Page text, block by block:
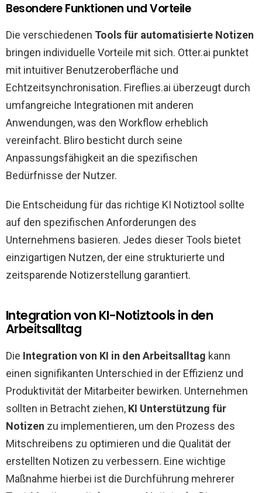
Besondere Funktionen und Vorteile
Die verschiedenen Tools für automatisierte Notizen
bringen individuelle Vorteile mit sich. Otter.ai punktet
mit intuitiver Benutzeroberfläche und
Echtzeitsynchronisation. Fireflies.ai überzeugt durch
umfangreiche Integrationen mit anderen
Anwendungen, was den Workflow erheblich
vereinfacht. Bliro besticht durch seine
Anpassungsfähigkeit an die spezifischen
Bedürfnisse der Nutzer.
Die Entscheidung für das richtige KI Notiztool sollte
auf den spezifischen Anforderungen des
Unternehmens basieren. Jedes dieser Tools bietet
einzigartigen Nutzen, der eine strukturierte und
zeitsparende Notizerstellung garantiert.
Integration von KI-Notiztools in den
Arbeitsalltag
Die Integration von KI in den Arbeitsalltag kann
einen signifikanten Unterschied in der Effizienz und
Produktivität der Mitarbeiter bewirken. Unternehmen
sollten in Betracht ziehen, KI Unterstützung für
Notizen zu implementieren, um den Prozess des
Mitschreibens zu optimieren und die Qualität der
erstellten Notizen zu verbessern. Eine wichtige
Maßnahme hierbei ist die Durchführung mehrerer